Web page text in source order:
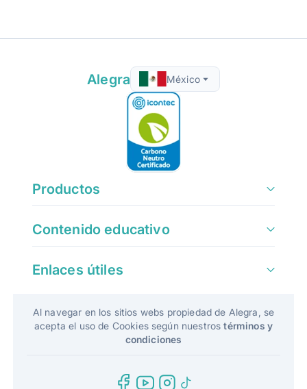
Alegra México
Productos
Contenido educativo
Enlaces útiles
Al navegar en los sitios webs propiedad de Alegra, se
acepta el uso de Cookies según nuestrostérminos y
condiciones